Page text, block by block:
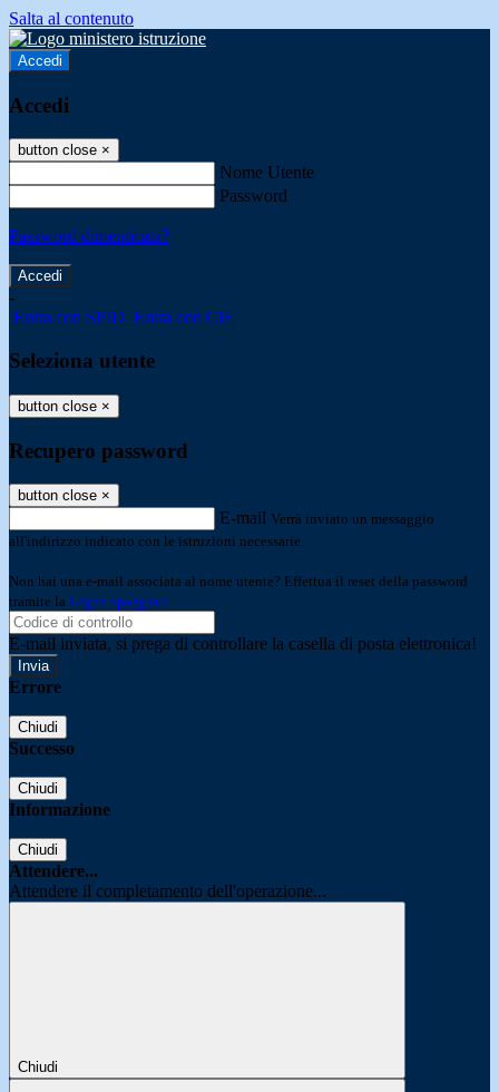
Salta al contenuto
Accedi
Accedi
button close ×
Nome Utente
Password
Password dimenticata?
-
Entra con SPID Entra con CIE
Seleziona utente
button close ×
Recupero password
button close ×
E-mail Verrà inviato un messaggio
all'indirizzo indicato con le istruzioni necessarie.
Non hai una e-mail associata al nome utente? Effettua il reset della password
tramite la Login Spaggiari
E-mail inviata, si prega di controllare la casella di posta elettronica!
Errore
Chiudi
Successo
Chiudi
Informazione
Chiudi
Attendere...
Attendere il completamento dell'operazione...
Chiudi